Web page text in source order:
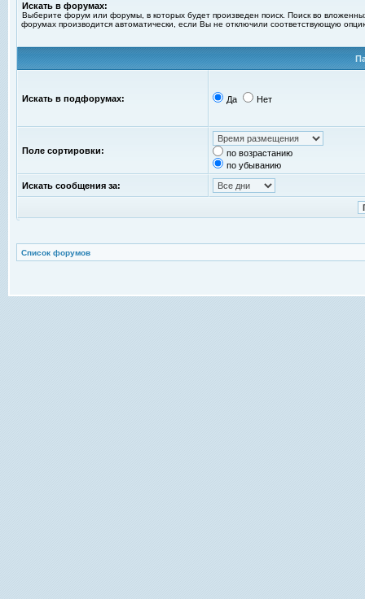
Искать в форумах:
Выберите форум или форумы, в которых будет произведен поиск. Поиск во
форумах производится автоматически, если Вы не отключили соответствующую
Искать в подфорумах: Да Нет
Поле сортировки:
по возрастанию
по убыванию
Искать сообщения за:
Список форумов